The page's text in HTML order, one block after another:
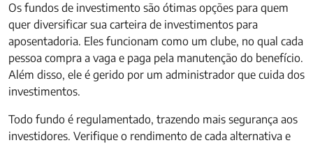
Os fundos de investimento são ótimas opções para quem
quer diversificar sua carteira de investimentos para
aposentadoria. Eles funcionam como um clube, no qual cada
pessoa compra a vaga e paga pela manutenção do benefício.
Além disso, ele é gerido por um administrador que cuida dos
investimentos.
Todo fundo é regulamentado, trazendo mais segurança aos
investidores. Verifique o rendimento de cada alternativa e